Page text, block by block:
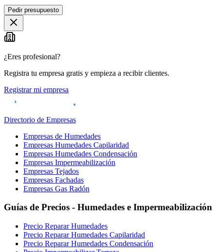
+
−
Pedir presupuesto
¿Eres profesional?
Registra tu empresa gratis y empieza a recibir clientes.
Registrar mi empresa
Directorio de Empresas
Empresas de Humedades
Empresas Humedades Capilaridad
Empresas Humedades Condensación
Empresas Impermeabilización
Empresas Tejados
Empresas Fachadas
Empresas Gas Radón
Guías de Precios - Humedades e Impermeabilización
Precio Reparar Humedades
Precio Reparar Humedades Capilaridad
Precio Reparar Humedades Condensación